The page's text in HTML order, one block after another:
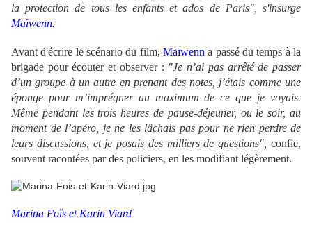
la protection de tous les enfants et ados de Paris", s'insurge
Maïwenn.
Avant d'écrire le scénario du film, Maïwenn a passé du temps à la
brigade pour écouter et observer : "Je n’ai pas arrêté de passer
d’un groupe à un autre en prenant des notes, j’étais comme une
éponge pour m’imprégner au maximum de ce que je voyais.
Même pendant les trois heures de pause-déjeuner, ou le soir, au
moment de l’apéro, je ne les lâchais pas pour ne rien perdre de
leurs discussions, et je posais des milliers de questions", confie,
souvent racontées par des policiers, en les modifiant légèrement.
Marina Foïs et Karin Viard